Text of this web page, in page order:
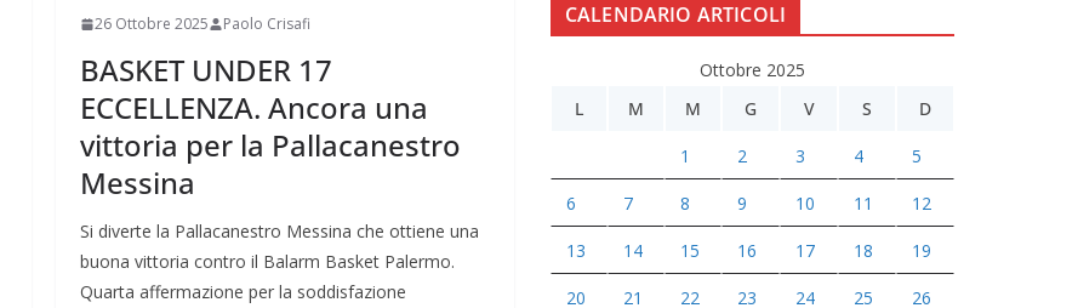
26 Ottobre 2025 Paolo Crisafi
BASKET UNDER 17
ECCELLENZA. Ancora una
vittoria per la Pallacanestro
Messina
Si diverte la Pallacanestro Messina che ottiene una
buona vittoria contro il Balarm Basket Palermo.
Quarta affermazione per la soddisfazione
CALENDARIO ARTICOLI
Ottobre 2025
L
M M G V S D
1 2 3 4 5
6 7 8 9 10 11 12
13 14 15 16 17 18 19
20 21 22 23 24 25 26